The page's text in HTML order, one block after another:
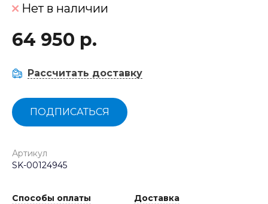
Нет в наличии
64 950 р.
Рассчитать доставку
ПОДПИСАТЬСЯ
Артикул
SK-00124945
Способы оплаты Доставка